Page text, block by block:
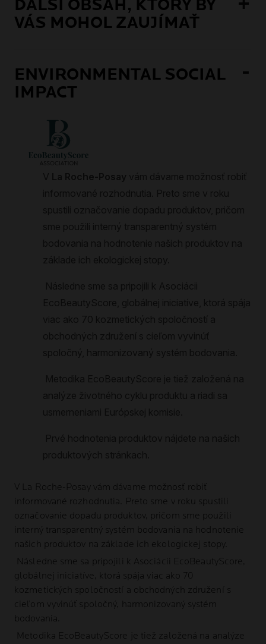
ĎALŠÍ OBSAH, KTORÝ BY
VÁS MOHOL ZAUJÍMAŤ
ENVIRONMENTAL SOCIAL
IMPACT
V La Roche-Posayvám dávame možnosť robiť
informované rozhodnutia. Preto sme v roku spustili
označovanie dopadu produktov, pričom sme použili
interný transparentný systém bodovania na hodnotenie
našich produktov na základe ich ekologickej stopy.
Následne sme sa pripojili k Asociácii EcoBeautyScore,
globálnej iniciatíve, ktorá spája viac ako 70
kozmetických spoločností a obchodných združení s
cieľom vyvinúť spoločný, harmonizovaný systém
bodovania.
Metodika EcoBeautyScore je tiež založená na analýze